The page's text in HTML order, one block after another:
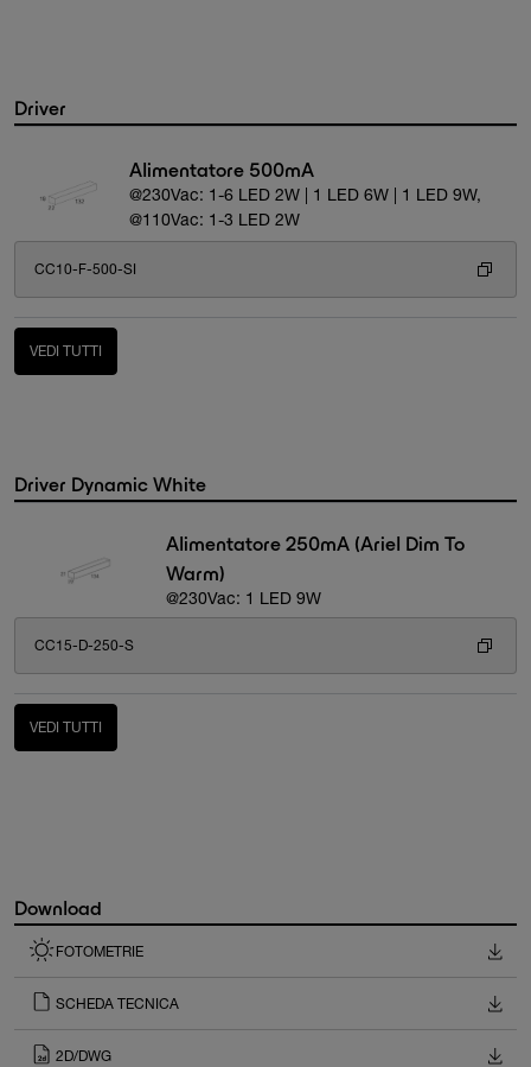
Driver
Alimentatore 500mA
@230Vac: 1-6 LED 2W | 1 LED 6W | 1 LED 9W,
@110Vac: 1-3 LED 2W
CC10-F-500-SI
VEDI TUTTI
Driver Dynamic White
Alimentatore 250mA (Ariel Dim To
Warm)
@230Vac: 1 LED 9W
CC15-D-250-S
VEDI TUTTI
Download
FOTOMETRIE
SCHEDA TECNICA
2D/DWG